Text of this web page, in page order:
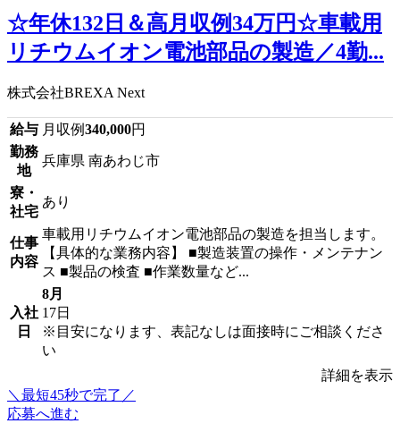
☆年休132日＆高月収例34万円☆車載用
リチウムイオン電池部品の製造／4勤...
株式会社BREXA Next
給与 月収例340,000円
勤務
地
兵庫県 南あわじ市
寮・
社宅
あり
仕事
内容
車載用リチウムイオン電池部品の製造を担当します。
【具体的な業務内容】 ■製造装置の操作・メンテナン
ス ■製品の検査 ■作業数量など...
入社
日
8月
17日
※目安になります、表記なしは面接時にご相談くださ
い
詳細を表示
＼最短45秒で完了／
応募へ進む